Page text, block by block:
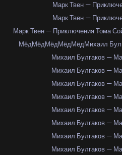
Марк Твен —
Марк Твен —
Марк Твен — Приключения Тома
МёдМёдМёдМёдМёдМихаил
Михаил Булгаков —
Михаил Булгаков —
Михаил Булгаков —
Михаил Булгаков —
Михаил Булгаков —
Михаил Булгаков —
Михаил Булгаков —
Михаил Булгаков —